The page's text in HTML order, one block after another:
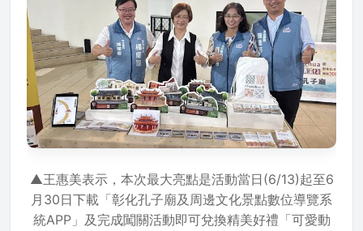
▲王惠美表示，本次最大亮點是活動當日(6/13)起至6
月30日下載「彰化孔子廟及周邊文化景點數位導覽系
統APP」及完成闖關活動即可兌換精美好禮「可愛動